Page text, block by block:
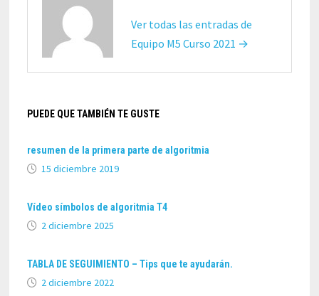
Ver todas las entradas de
Equipo M5 Curso 2021 →
PUEDE QUE TAMBIÉN TE GUSTE
resumen de la primera parte de algoritmia
15 diciembre 2019
Vídeo símbolos de algoritmia T4
2 diciembre 2025
TABLA DE SEGUIMIENTO – Tips que te ayudarán.
2 diciembre 2022